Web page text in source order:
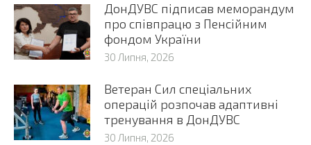
ДонДУВС підписав меморандум
про співпрацю з Пенсійним
фондом України
30 Липня, 2026
Ветеран Сил спеціальних
операцій розпочав адаптивні
тренування в ДонДУВС
30 Липня, 2026